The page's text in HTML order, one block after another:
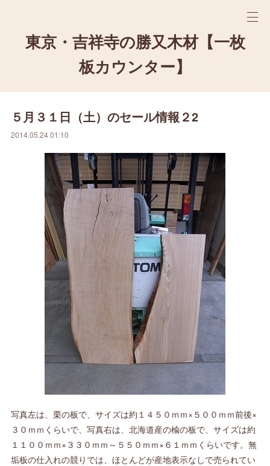
東京・吉祥寺の勝又木材【一枚
板カウンター】
５月３１日（土）のセール情報２2
2014.05.24 01:10
写真左は、栗の板で、サイズは約１４５０ｍｍ×５００ｍｍ前後×
３０ｍｍくらいで、写真右は、北海道産の楡の板で、サイズは約
１１００ｍｍ×３３０ｍｍ～５５０ｍｍ×６１ｍｍくらいです。無
垢板の仕入れの競りでは、ほとんどが産地表示なしで売られてい